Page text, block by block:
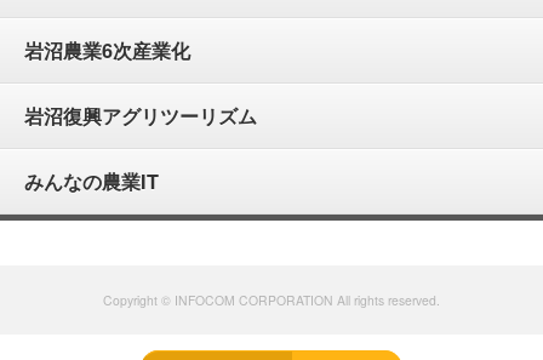
岩沼農業6次産業化
岩沼復興アグリツーリズム
みんなの農業IT
Copyright © INFOCOM CORPORATION All rights reserved.